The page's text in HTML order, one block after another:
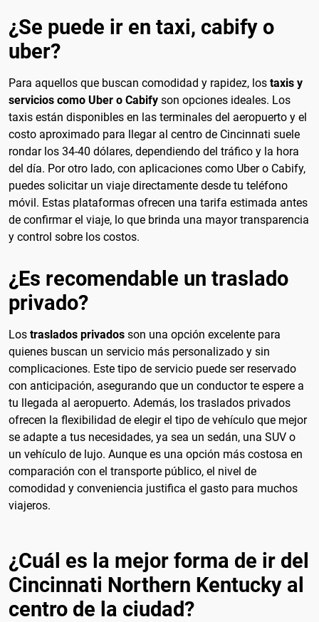
¿Se puede ir en taxi, cabify o
uber?
Para aquellos que buscan comodidad y rapidez, los taxis y
servicios como Uber o Cabify son opciones ideales. Los
taxis están disponibles en las terminales del aeropuerto y el
costo aproximado para llegar al centro de Cincinnati suele
rondar los 34-40 dólares, dependiendo del tráfico y la hora
del día. Por otro lado, con aplicaciones como Uber o Cabify,
puedes solicitar un viaje directamente desde tu teléfono
móvil. Estas plataformas ofrecen una tarifa estimada antes
de confirmar el viaje, lo que brinda una mayor transparencia
y control sobre los costos.
¿Es recomendable un traslado
privado?
Los traslados privados son una opción excelente para
quienes buscan un servicio más personalizado y sin
complicaciones. Este tipo de servicio puede ser reservado
con anticipación, asegurando que un conductor te espere a
tu llegada al aeropuerto. Además, los traslados privados
ofrecen la flexibilidad de elegir el tipo de vehículo que mejor
se adapte a tus necesidades, ya sea un sedán, una SUV o
un vehículo de lujo. Aunque es una opción más costosa en
comparación con el transporte público, el nivel de
comodidad y conveniencia justifica el gasto para muchos
viajeros.
¿Cuál es la mejor forma de ir del
Cincinnati Northern Kentucky al
centro de la ciudad?